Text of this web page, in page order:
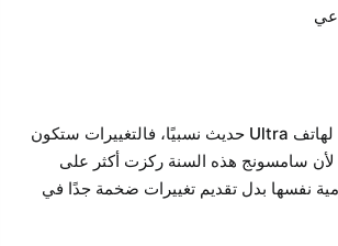
أما لو أنت مستخدم لهاتف Ultra حديث نسبيًا، فالتغييرات ستكون
لأن سامسونج هذه السنة ركزت أكثر على
نفسها بدل تقديم تغييرات ضخمة جدًا في